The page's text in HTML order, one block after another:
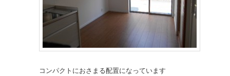
コンパクトにおさまる配置になっています